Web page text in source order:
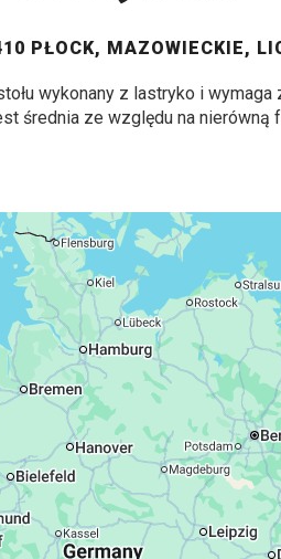
PŁOCK, MAZOWIECKIE,
wykonany z lastryko i
średnia ze względu na nierówną